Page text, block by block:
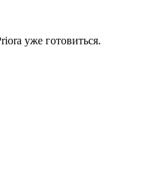
уже готовиться.